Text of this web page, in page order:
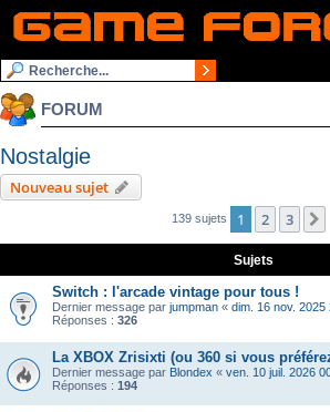
FORUM
Nostalgie
Nouveau sujet
139 sujets 1 2 3
Sujets
Switch : l'arcade vintage pour tous !
Dernier message par jumpman « dim. 16 nov. 2025
Réponses : 326
La XBOX Zrisixti (ou 360 si vous
Dernier message par Blondex « ven. 10 juil. 2026
Réponses : 194